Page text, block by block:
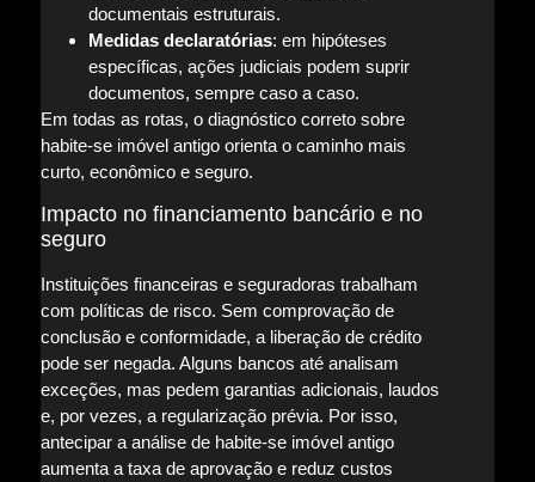
documentais estruturais.
Medidas declaratórias: em hipóteses
específicas, ações judiciais podem suprir
documentos, sempre caso a caso.
Em todas as rotas, o diagnóstico correto sobre
habite-se imóvel antigo orienta o caminho mais
curto, econômico e seguro.
Impacto no financiamento bancário e no
seguro
Instituições financeiras e seguradoras trabalham
com políticas de risco. Sem comprovação de
conclusão e conformidade, a liberação de crédito
pode ser negada. Alguns bancos até analisam
exceções, mas pedem garantias adicionais, laudos
e, por vezes, a regularização prévia. Por isso,
antecipar a análise de habite-se imóvel antigo
aumenta a taxa de aprovação e reduz custos